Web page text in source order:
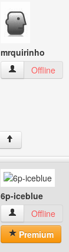
mrquirinho
mrquirinho
Offline
↑
6p-iceblue
6p-iceblue
Offline
Premium